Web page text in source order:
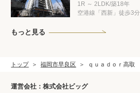
1R ～ 2LDK/築18年
空港線「西新」徒歩3分
もっと見る
トップ 福岡市早良区 ｑｕａｄｏｒ高取
運営会社：株式会社ビッグ